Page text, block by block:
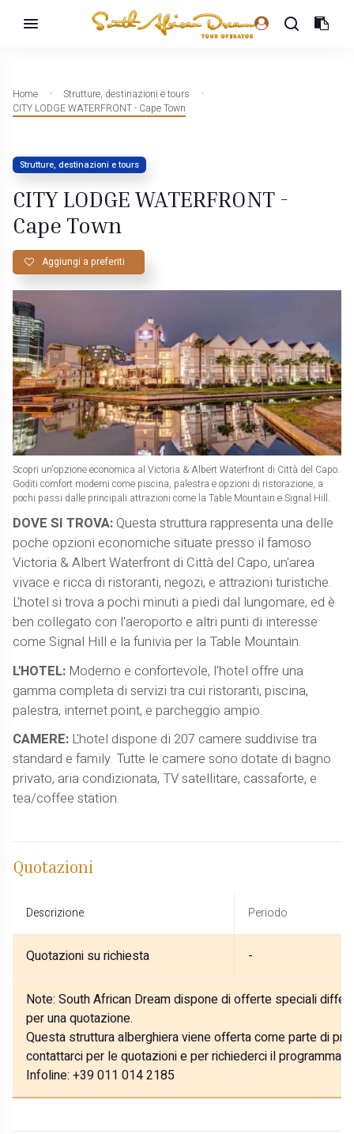
Home
Strutture, destinazioni e tours
CITY LODGE WATERFRONT - Cape Town
Strutture, destinazioni e tours
CITY LODGE WATERFRONT -
Cape Town
Aggiungi a preferiti
Scopri un'opzione economica al Victoria & Albert Waterfront di Città del Capo.
Goditi comfort moderni come piscina, palestra e opzioni di ristorazione, a
pochi passi dalle principali attrazioni come la Table Mountain e Signal Hill.
DOVE SI TROVA:Questa struttura rappresenta una delle
poche opzioni economiche situate presso il famoso
Victoria & Albert Waterfront di Città del Capo, un'area
vivace e ricca di ristoranti, negozi, e attrazioni turistiche.
L'hotel si trova a pochi minuti a piedi dal lungomare, ed è
ben collegato con l'aeroporto e altri punti di interesse
come Signal Hill e la funivia per la Table Mountain.
L'HOTEL: Moderno e confortevole, l'hotel offre una
gamma completa di servizi tra cui ristoranti, piscina,
palestra, internet point, e parcheggio ampio.
CAMERE: L'hotel dispone di 207 camere suddivise tra
standard e family. Tutte le camere sono dotate di bagno
privato, aria condizionata, TV satellitare, cassaforte, e
tea/coffee station.
Quotazioni
Descrizione Periodo
Quotazioni su richiesta -
Note: South African Dream dispone di offerte speciali
per una quotazione.
Questa struttura alberghiera viene offerta come parte di
contattarci per le quotazioni e per richiederci il programma
Infoline: +39 011 014 2185